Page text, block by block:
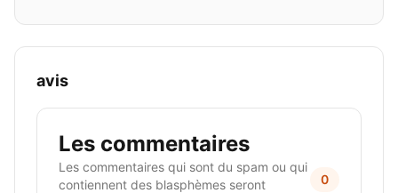
avis
Les commentaires
Les commentaires qui sont du spam ou qui
contiennent des blasphèmes seront
0